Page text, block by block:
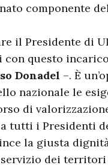
componente
il Presidente di
con questo
Donadel –. È
nazionale le
di
tutti i Presidenti
la giusta
dei